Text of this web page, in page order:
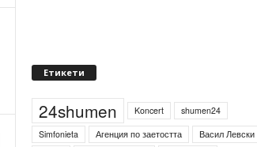
Етикети
24shumen Koncert
shumen24
Simfonieta
Агенция по заетостта
Васил Левски